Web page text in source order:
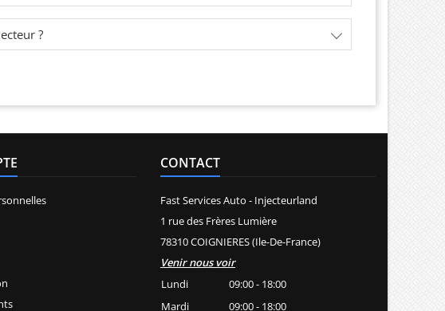
?
CONTACT
Fast Services Auto - Injecteurland
1 rue des Frères Lumière
78310 COIGNIERES (Ile-De-France)
Venir nous voir
Lundi
09:00 - 18:00
Mardi
09:00 - 18:00